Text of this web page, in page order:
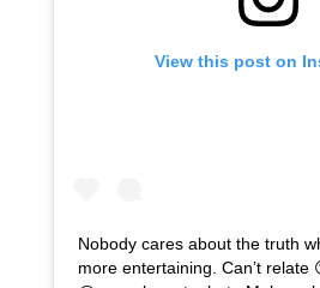
View this post on
Nobody cares about the truth
more entertaining. Can’t relate